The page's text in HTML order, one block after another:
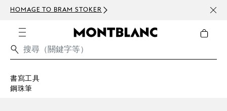
HOMAGE TO BRAM STOKER 訂閱
書寫工具
鋼珠筆